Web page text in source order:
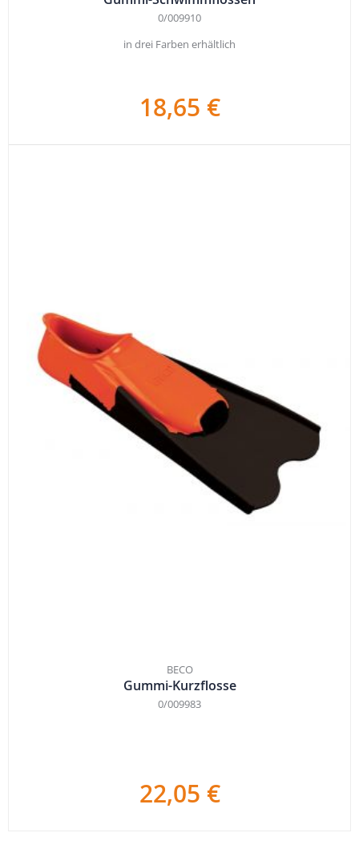
0/009910
in drei Farben erhältlich
18,65 €
BECO
Gummi-Kurzflosse
0/009983
22,05 €